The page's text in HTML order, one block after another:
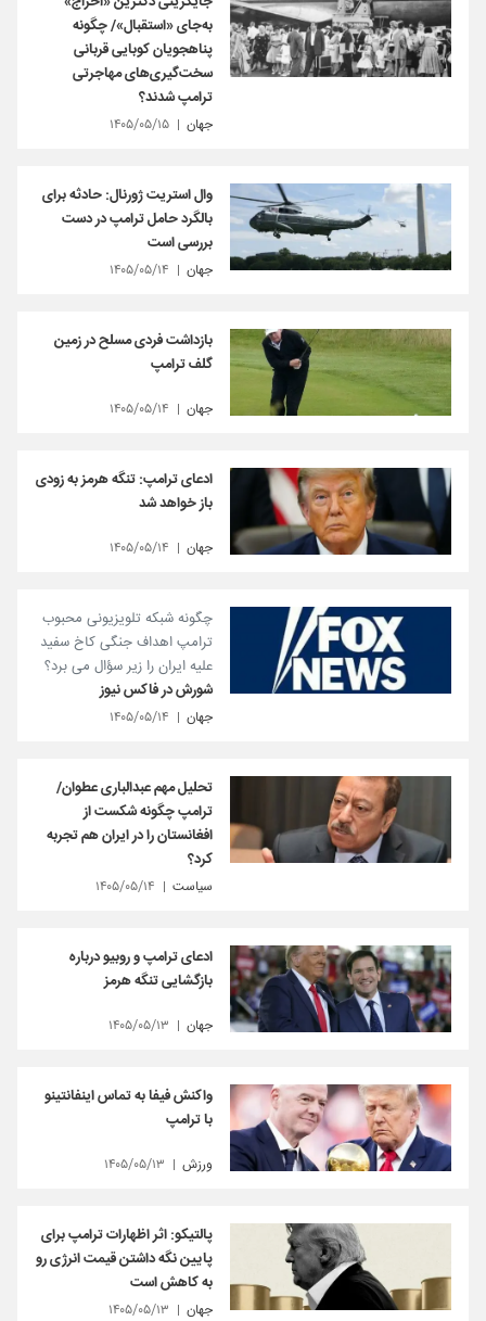
به‌جای «استقبال»/ چگونه
پناهجویان کوبایی قربانی
سخت‌گیری‌های مهاجرتی
ترامپ شدند؟
جهان ۱۴۰۵/۰۵/۱۵
وال استریت ژورنال: حادثه برای
بالگرد حامل ترامپ در دست
بررسی است
جهان ۱۴۰۵/۰۵/۱۴
بازداشت فردی مسلح در زمین
گلف ترامپ
جهان ۱۴۰۵/۰۵/۱۴
ادعای ترامپ: تنگه هرمز به زودی
باز خواهد شد
جهان ۱۴۰۵/۰۵/۱۴
چگونه شبکه تلویزیونی محبوب
ترامپ اهداف جنگی کاخ سفید
علیه ایران را زیر سؤال می برد؟
شورش در فاکس نیوز
جهان ۱۴۰۵/۰۵/۱۴
تحلیل مهم عبدالباری عطوان/
ترامپ چگونه شکست از
افغانستان را در ایران هم تجربه
کرد؟
سیاست ۱۴۰۵/۰۵/۱۴
ادعای ترامپ و روبیو درباره
بازگشایی تنگه هرمز
جهان ۱۴۰۵/۰۵/۱۳
واکنش فیفا به تماس اینفانتینو
با ترامپ
ورزش ۱۴۰۵/۰۵/۱۳
پالتیکو: اثر اظهارات ترامپ برای
پایین نگه داشتن قیمت انرژی رو
به کاهش است
جهان ۱۴۰۵/۰۵/۱۳